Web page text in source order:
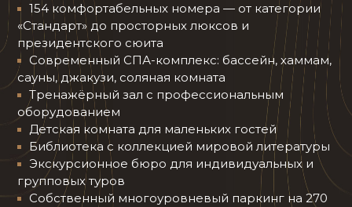
154 комфортабельных номера — от категории
«Стандарт» до просторных люксов и
президентского сюита
Современный СПА-комплекс: бассейн, хаммам,
сауны, джакузи, соляная комната
Тренажёрный зал с профессиональным
оборудованием
Детская комната для маленьких гостей
Библиотека с коллекцией мировой литературы
Экскурсионное бюро для индивидуальных и
групповых туров
Собственный многоуровневый паркинг на 270